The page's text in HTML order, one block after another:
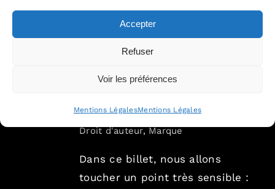
Accepter
Refuser
Voir les préférences
Mentions LégalesMentions Légales
04, 2020
honoraires d’avocats :
pourquoi les tribunaux ne
« remboursent pas » les
honoraires ?
Contrefaçon,Dénigrement,
Droit d'auteur,Marque
Dans ce billet, nous allons
toucher un point très sensible :